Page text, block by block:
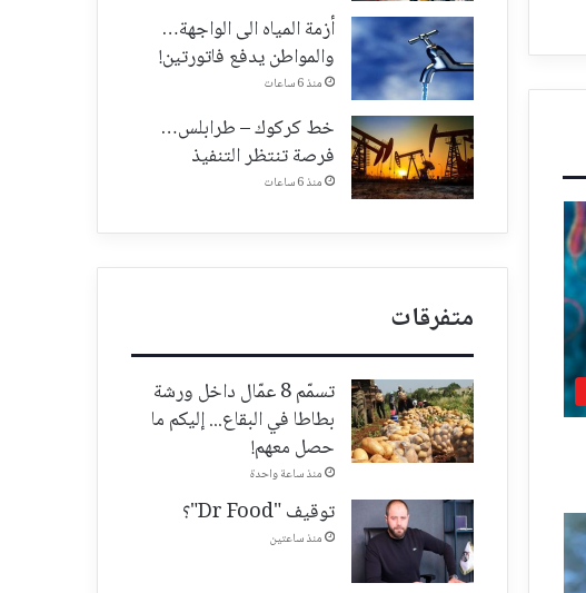
أزمة المياه الى الواجهة…
والمواطن يدفع فاتورتين!
منذ 6 ساعات
خط كركوك – طرابلس…
فرصة تنتظر التنفيذ
منذ 6 ساعات
متفرقات
تسمّم 8 عمّال داخل ورشة
بطاطا في البقاع... إليكم ما
حصل معهم!
منذ ساعة واحدة
توقيف "Dr Food"؟
منذ ساعتين